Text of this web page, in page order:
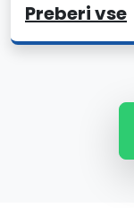
Preberi vse